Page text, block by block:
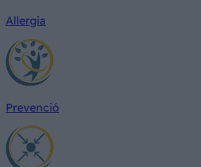
Allergia
Prevenció